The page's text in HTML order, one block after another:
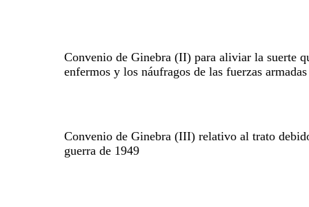
Convenio de Ginebra (II) para aliviar la suerte
enfermos y los náufragos de las fuerzas
Convenio de Ginebra (III) relativo al trato
guerra de 1949